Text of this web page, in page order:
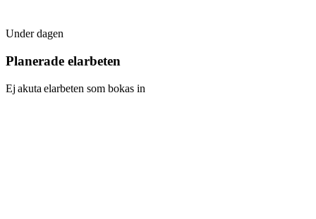
Under dagen
Planerade elarbeten
Ej akuta elarbeten som bokas in